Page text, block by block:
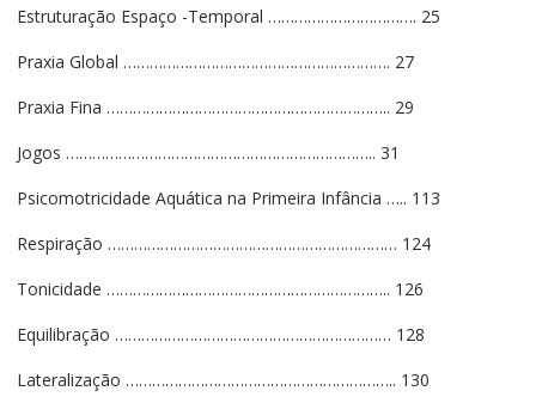
Estruturação Espaço -Temporal ……………………………. 25
Praxia Global ……………………………………………………. 27
Praxia Fina ……………………………………………………….. 29
Jogos …………………………………………………………….. 31
Psicomotricidade Aquática na Primeira Infância ….. 113
Respiração ………………………………………………………… 124
Tonicidade ……………………………………………………….. 126
Equilibração ……………………………………………………… 128
Lateralização …………………………………………………….. 130